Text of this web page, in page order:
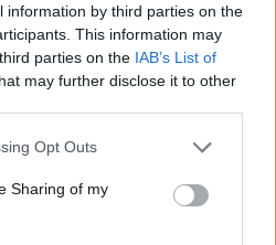
information by third parties on the
This information may
parties on the IAB’s List of
may further disclose it to other
app uses one or more Google
behaviour. You may click to
and its third-party tags to
purposes in below Google
Opt Outs
Sharing of my